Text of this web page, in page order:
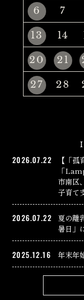
6
7
13
14
20
21
27
28
2026.07.22
【「
「
市南区
子育て
2026.07.22
夏の離
暑日」
2025.12.16 年末年